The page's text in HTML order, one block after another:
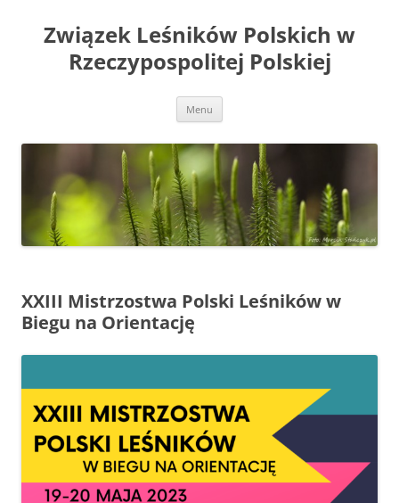
treściZwiązek Leśników Polskich w
Rzeczypospolitej Polskiej
Menu
XXIII Mistrzostwa Polski Leśników w
Biegu na Orientację